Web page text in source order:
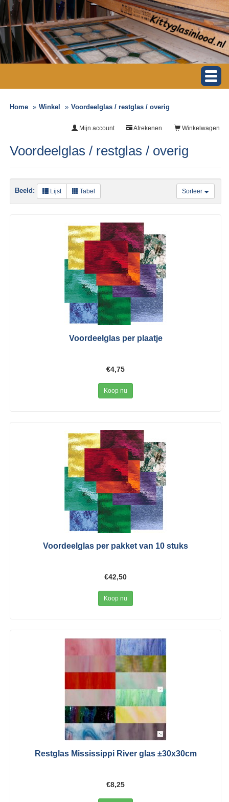
Home Winkel Voordeelglas / restglas / overig
Winkelwagen
Afrekenen
Mijn account
Voordeelglas / restglas / overig
Sorteer
Beeld: Lijst Tabel
Voordeelglas per plaatje
€4,75
Koop nu
Voordeelglas per pakket van 10 stuks
€42,50
Koop nu
Restglas Mississippi River glas ±30x30cm
€8,25